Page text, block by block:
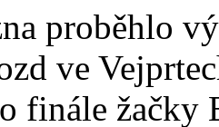
proběhlo
ve
finále žačky